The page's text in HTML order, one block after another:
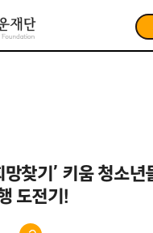
망찾기’ 키움 청소년
도전기!